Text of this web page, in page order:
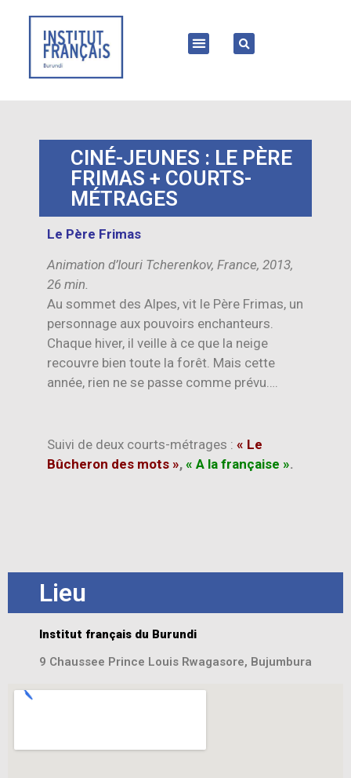
CINÉ-JEUNES : LE PÈRE
FRIMAS + COURTS-
MÉTRAGES
Le Père Frimas
Animation d’Iouri Tcherenkov, France, 2013,
26 min.
Au sommet des Alpes, vit le Père Frimas, un
personnage aux pouvoirs enchanteurs.
Chaque hiver, il veille à ce que la neige
recouvre bien toute la forêt. Mais cette
année, rien ne se passe comme prévu….
Suivi de deux courts-métrages : « Le
Bûcheron des mots », « A la française ».
Lieu
Institut français du Burundi
9 Chaussee Prince Louis Rwagasore, Bujumbura